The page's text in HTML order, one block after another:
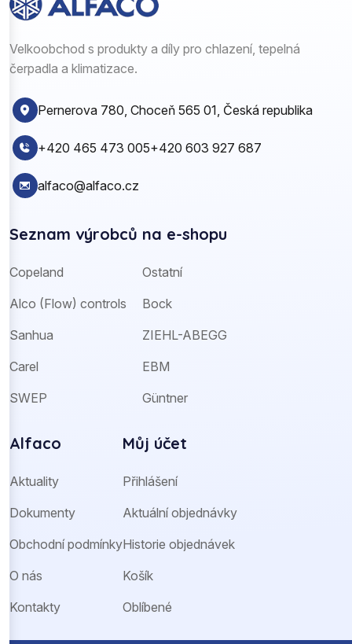
Velkoobchod s produkty a díly pro chlazení, tepelná
čerpadla a klimatizace.
Pernerova 780, Choceň 565 01, Česká republika
+420 465 473 005+420 603 927 687
alfaco@alfaco.cz
Seznam výrobců na e-shopu
Copeland
Alco (Flow) controls
Sanhua
Carel
SWEP
Ostatní
Bock
ZIEHL-ABEGG
EBM
Güntner
Alfaco
Aktuality
Dokumenty
Obchodní podmínky
O nás
Kontakty
Můj účet
Přihlášení
Aktuální objednávky
Historie objednávek
Košík
Oblíbené